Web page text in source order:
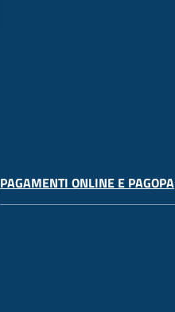
PAGAMENTI ONLINE E PAGOPA